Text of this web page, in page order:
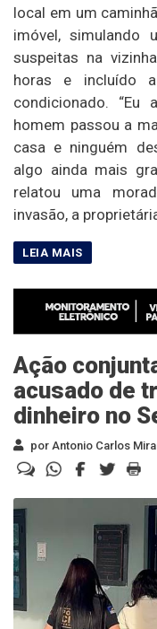
local em um
imóvel, simulando
suspeitas na
horas e incluído
condicionado. “Eu
homem passou a
casa e ninguém
algo ainda mais
relatou uma
invasão, a
Ação
acusado de
dinheiro no
por Antonio Carlos